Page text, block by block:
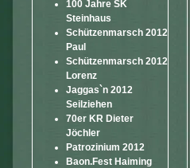
100 Jahre SK
Steinhaus
Schützenmarsch 2012
Paul
Schützenmarsch 2012
Lorenz
Jaggas`n 2012
Seilziehen
70er KR Dieter
Jöchler
Patrozinium 2012
Baon.Fest Haiming